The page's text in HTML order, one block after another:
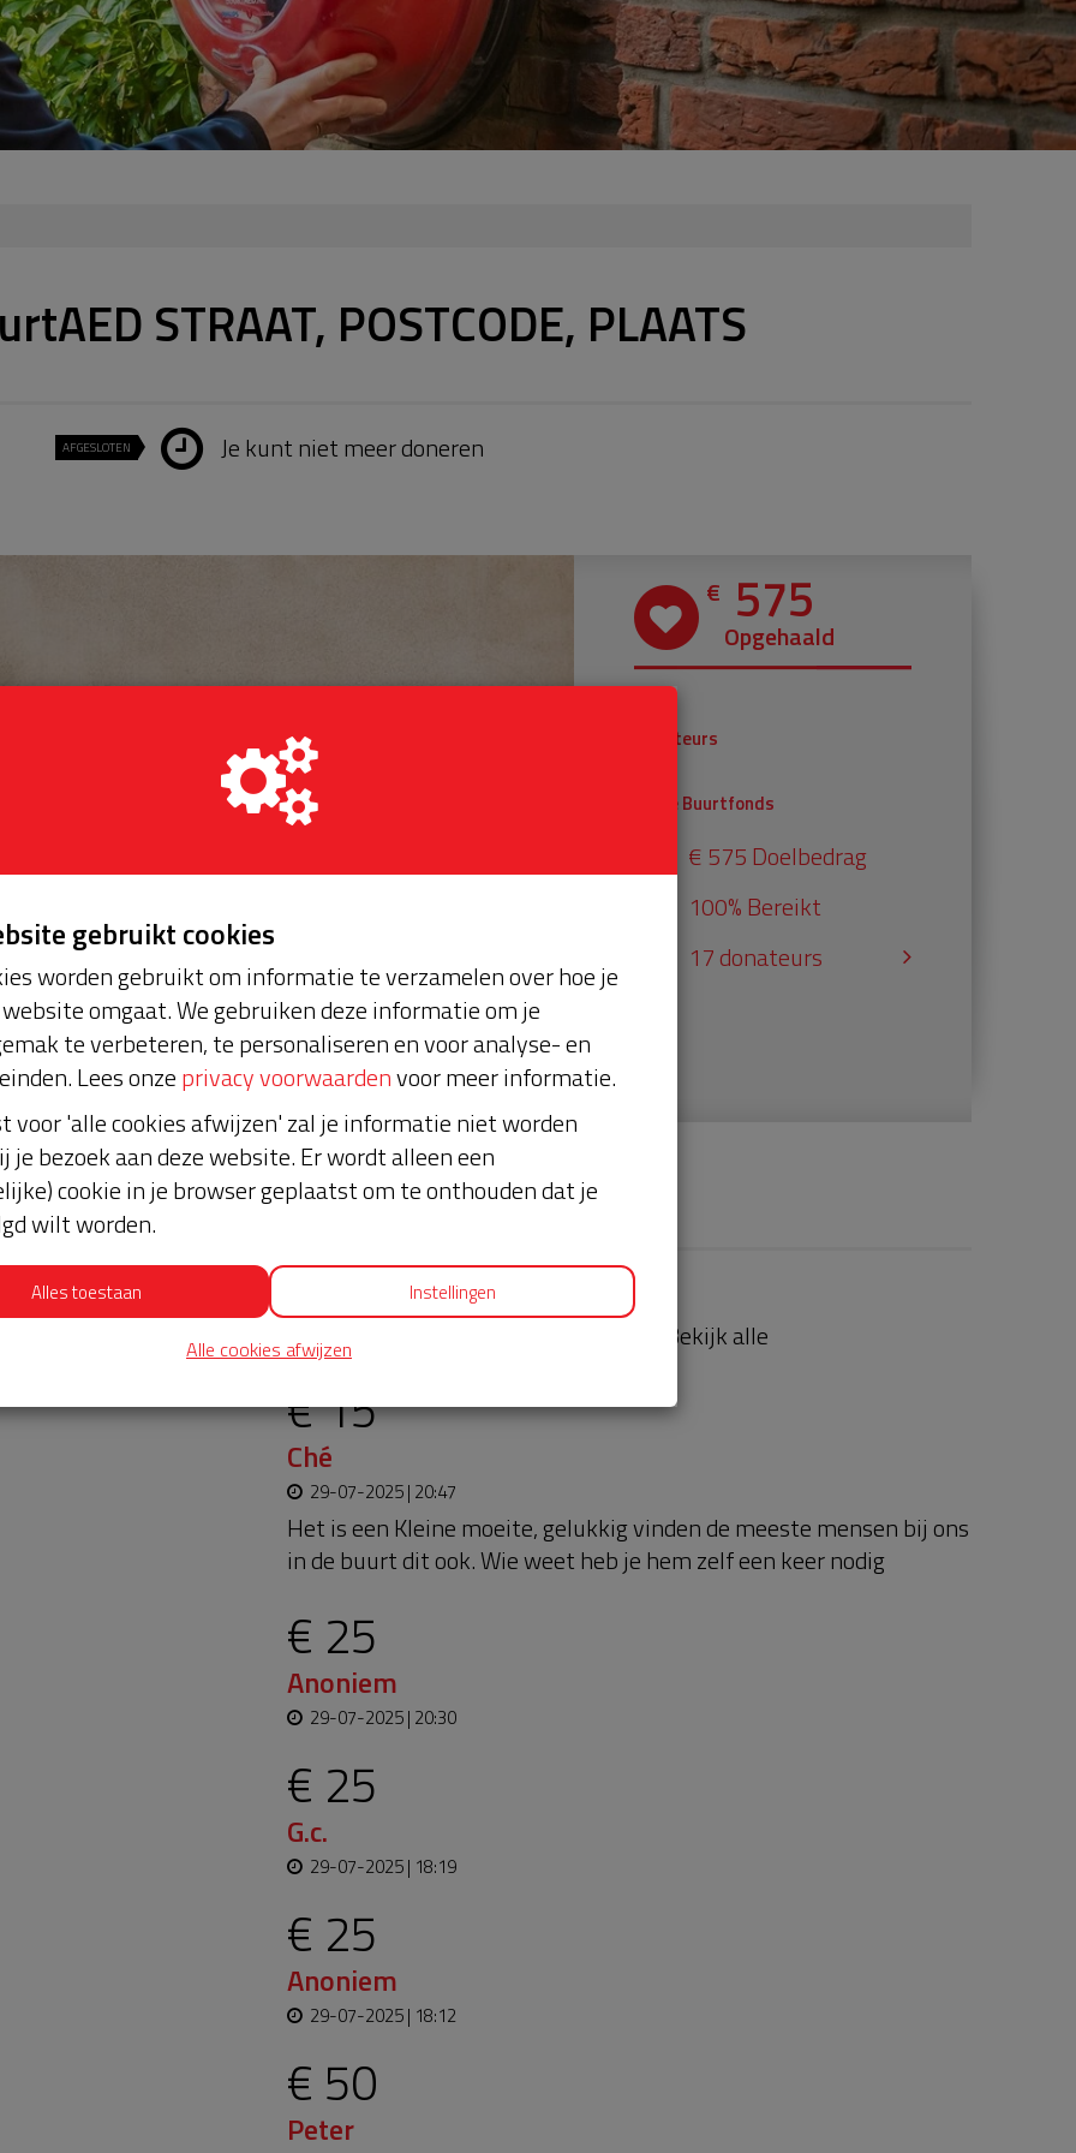
STRAAT, POSTCODE, PLAATS
AFGESLOTEN Je kunt niet meer doneren
€ 575
Opgehaald
Donateurs
Univé Buurtfonds
€ 575 Doelbedrag
100% Bereikt
17 donateurs
bijna en moet
blijft. Help je mee?
Laatste donaties Bekijk alle
€ 15
Ché
29-07-2025 | 20:47
Het is een Kleine moeite, gelukkig vinden de meeste mensen bij ons
in de buurt dit ook. Wie weet heb je hem zelf een keer nodig
€ 25
Anoniem
29-07-2025 | 20:30
€ 25
G.c.
29-07-2025 | 18:19
€ 25
Anoniem
29-07-2025 | 18:12
€ 50
Peter
gebruikt cookies
worden gebruikt om informatie te verzamelen over hoe je
omgaat. We gebruiken deze informatie om je
te verbeteren, te personaliseren en voor analyse- en
Lees onzeprivacy voorwaardenvoor meer informatie.
voor 'alle cookies afwijzen' zal je informatie niet worden
je bezoek aan deze website. Er wordt alleen een
cookie in je browser geplaatst om te onthouden dat je
wilt worden.
Alles toestaan Instellingen
Alle cookies afwijzen